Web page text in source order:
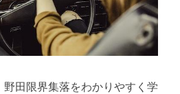
田限界集落をわかりやすく学